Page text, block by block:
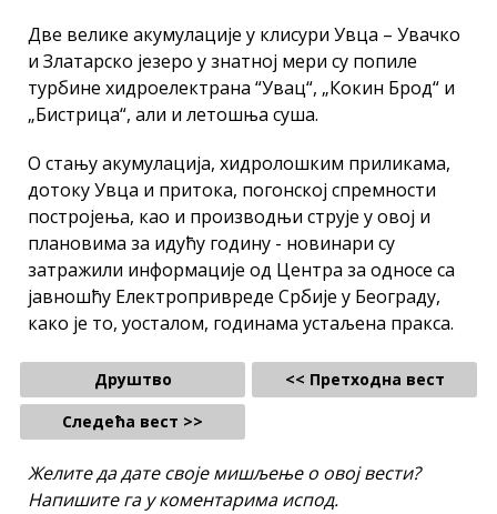
Две велике акумулације у клисури Увца – Увачко
и Златарско језеро у знатној мери су попиле
турбине хидроелектрана “Увац“, „Кокин Брод“ и
„Бистрица“, али и летошња суша.
О стању акумулација, хидролошким приликама,
дотоку Увца и притока, погонској спремности
постројења, као и производњи струје у овој и
плановима за идућу годину - новинари су
затражили информације од Центра за односе са
јавношћу Електропривреде Србије у Београду,
како је то, уосталом, годинама устаљена пракса.
Друштво
<< Претходна вест
Следећа вест >>
Желите да дате своје мишљење о овој вести?
Напишите га у коментарима испод.